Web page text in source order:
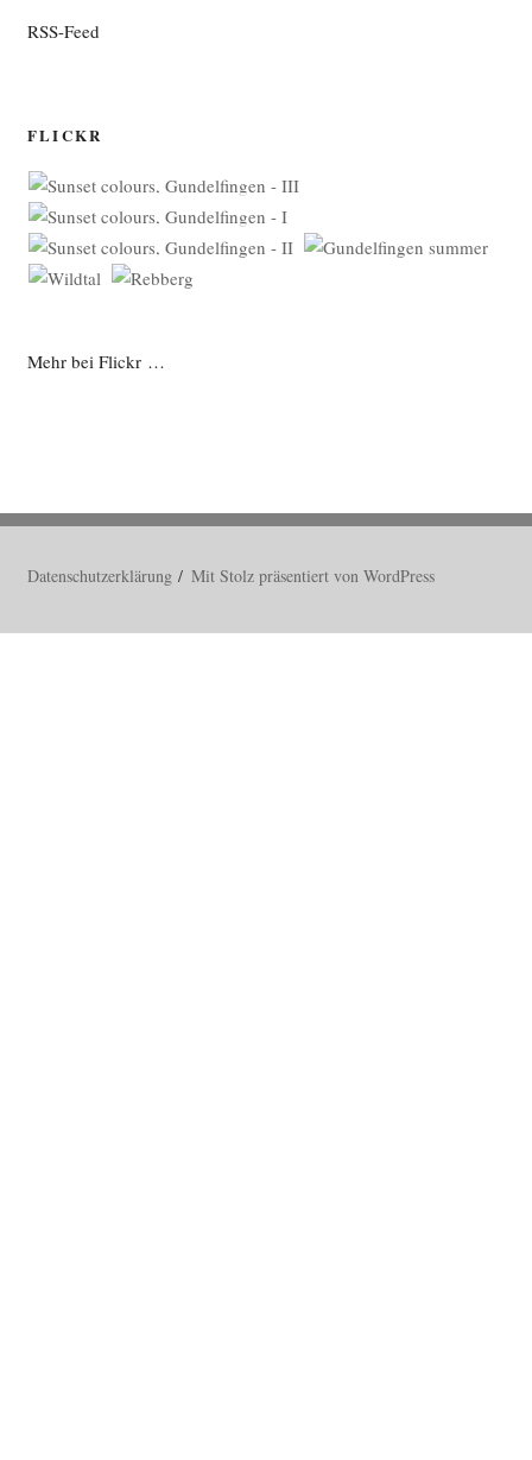
RSS-Feed
FLICKR
Mehr bei Flickr …
Datenschutzerklärung Mit Stolz präsentiert von WordPress